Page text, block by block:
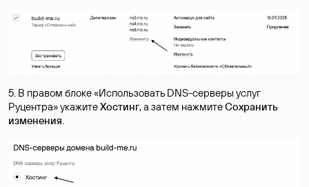
5. В правом блоке «Использовать DNS-серверы услуг
Руцентра» укажитеХостинг, а затем нажмитеСохранить
изменения.